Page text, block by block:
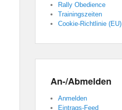
Rally Obedience
Trainingszeiten
Cookie-Richtlinie (EU)
An-/Abmelden
Anmelden
Eintrags-Feed